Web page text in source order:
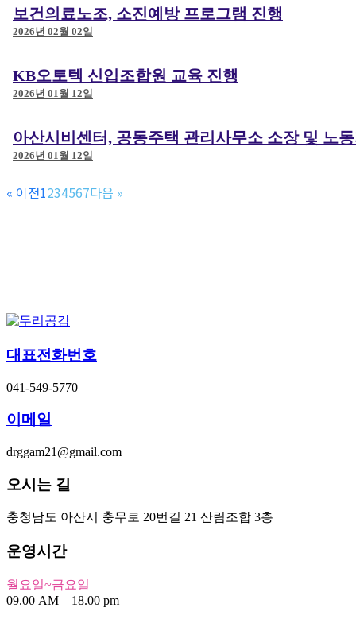
보건의료노조, 소진예방 프로그램 진행
2026년 02월 02일
KB오토텍 신입조합원 교육 진행
2026년 01월 12일
아산시비센터, 공동주택 관리사무소 소장 및 노
2026년 01월 12일
« 이전1234567다음 »
대표전화번호
041-549-5770
이메일
drggam21@gmail.com
오시는 길
충청남도 아산시 충무로 20번길 21 산림조합 3층
운영시간
월요일~금요일
09.00 AM – 18.00 pm